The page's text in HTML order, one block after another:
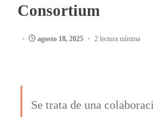
Consortium
agosto 18, 2025 2 lectura mínima
Se trata de una